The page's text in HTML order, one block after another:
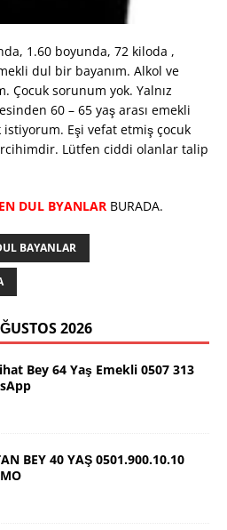
1.60 boyunda, 72 kiloda ,
dul bir bayanım. Alkol ve
Çocuk sorunum yok. Yalnız
60 – 65 yaş arası emekli
Eşi vefat etmiş çocuk
Lütfen ciddi olanlar talip
DUL BYANLAR BURADA.
BAYANLAR
2026
Bey 64 Yaş Emekli 0507 313
BEY 40 YAŞ 0501.900.10.10